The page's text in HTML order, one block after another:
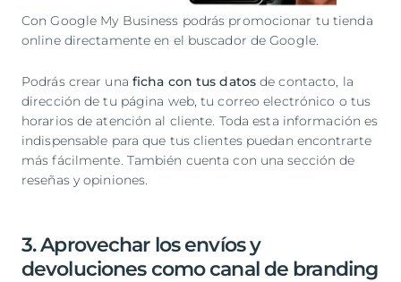
Con Google My Business podrás promocionar tu tienda
online directamente en el buscador de Google.
Podrás crear una ficha con tus datos de contacto, la
dirección de tu página web, tu correo electrónico o tus
horarios de atención al cliente. Toda esta información es
indispensable para que tus clientes puedan encontrarte
más fácilmente. También cuenta con una sección de
reseñas y opiniones.
3. Aprovechar los envíos y
devoluciones como canal de branding